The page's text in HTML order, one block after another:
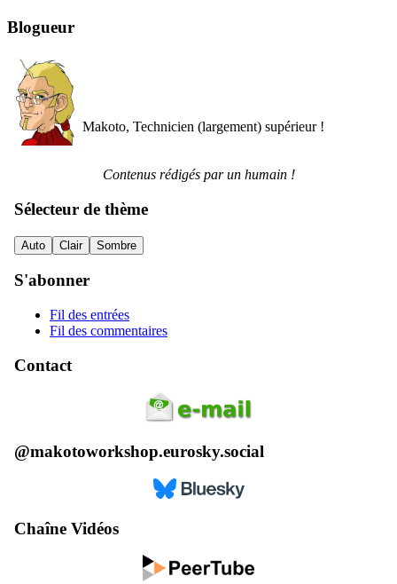
Blogueur
Makoto, Technicien (largement) supérieur !
Contenus rédigés par un humain !
Sélecteur de thème
Auto Clair Sombre
S'abonner
Fil des entrées
Fil des commentaires
Contact
@makotoworkshop.eurosky.social
Chaîne Vidéos